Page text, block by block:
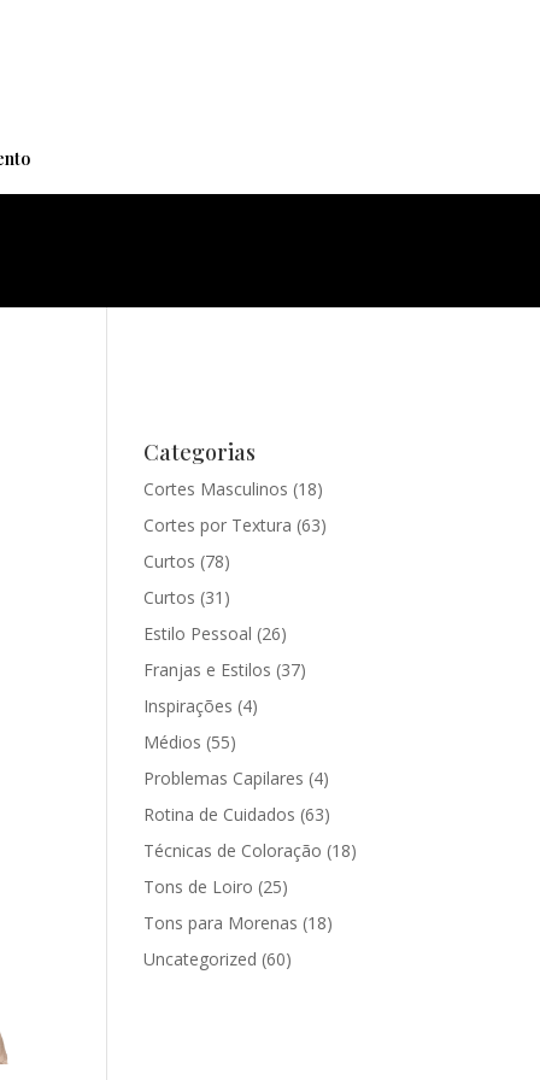
Categorias
Cortes Masculinos (18)
Cortes por Textura (63)
Curtos (78)
Curtos (31)
Estilo Pessoal (26)
Franjas e Estilos (37)
Inspirações (4)
Médios (55)
Problemas Capilares (4)
Rotina de Cuidados (63)
Técnicas de Coloração (18)
Tons de Loiro (25)
Tons para Morenas (18)
Uncategorized (60)